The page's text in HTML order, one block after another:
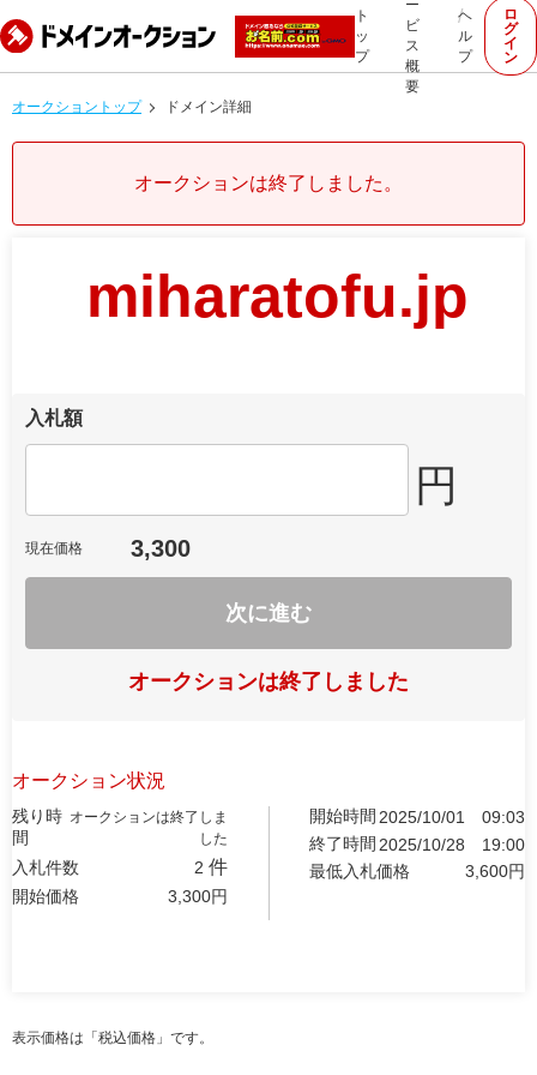
ト
ッ
プ
ー
ビ
ス
概
要
ヘ
ル
プ
ロ
グ
イ
ン
オークショントップ ドメイン詳細
オークションは終了しました。
miharatofu.jp
入札額
円
現在価格 3,300
次に進む
オークションは終了しました
オークション状況
残り時
間
オークションは終了しま
した
入札件数 2 件
開始価格 3,300円
開始時間 2025/10/01
09:03
終了時間 2025/10/28
19:00
最低入札価格
3,600円
表示価格は「税込価格」です。